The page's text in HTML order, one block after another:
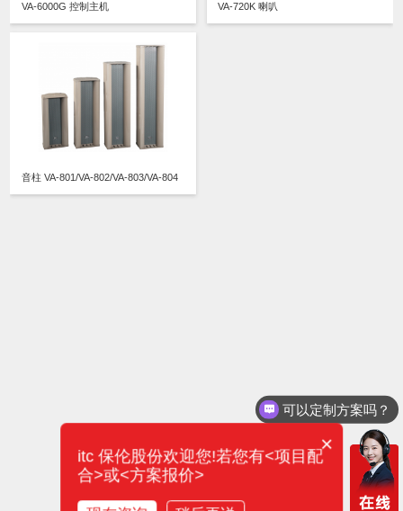
VA-6000G 控制主机 VA-720K 喇叭
音柱 VA-801/VA-802/VA-803/VA-804
可以定制方案吗？
×
itc 保伦股份欢迎您!若您有<项目配
合>或<方案报价>